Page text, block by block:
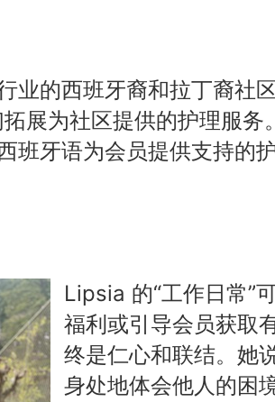
业的西班牙裔和拉丁裔社
展为社区提供的护理服
班牙语为会员提供支持的
Lipsia 的“工作日常”
福利或引导会员获取
终是仁心和联结。她
身处地体会他人的困